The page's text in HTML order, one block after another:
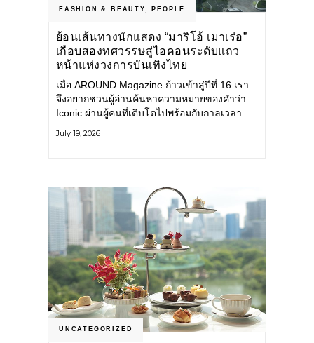
FASHION & BEAUTY, PEOPLE
ย้อนเส้นทางนักแสดง “มาริโอ้ เมาเร่อ”
เกือบสองทศวรรษสู่ไอคอนระดับแถว
หน้าแห่งวงการบันเทิงไทย
เมื่อ AROUND Magazine ก้าวเข้าสู่ปีที่ 16 เรา
จึงอยากชวนผู้อ่านค้นหาความหมายของคำว่า
Iconic ผ่านผู้คนที่เติบโตไปพร้อมกับกาลเวลา
คือ มาริโอ้ เมาเร่อ
July 19, 2026
UNCATEGORIZED